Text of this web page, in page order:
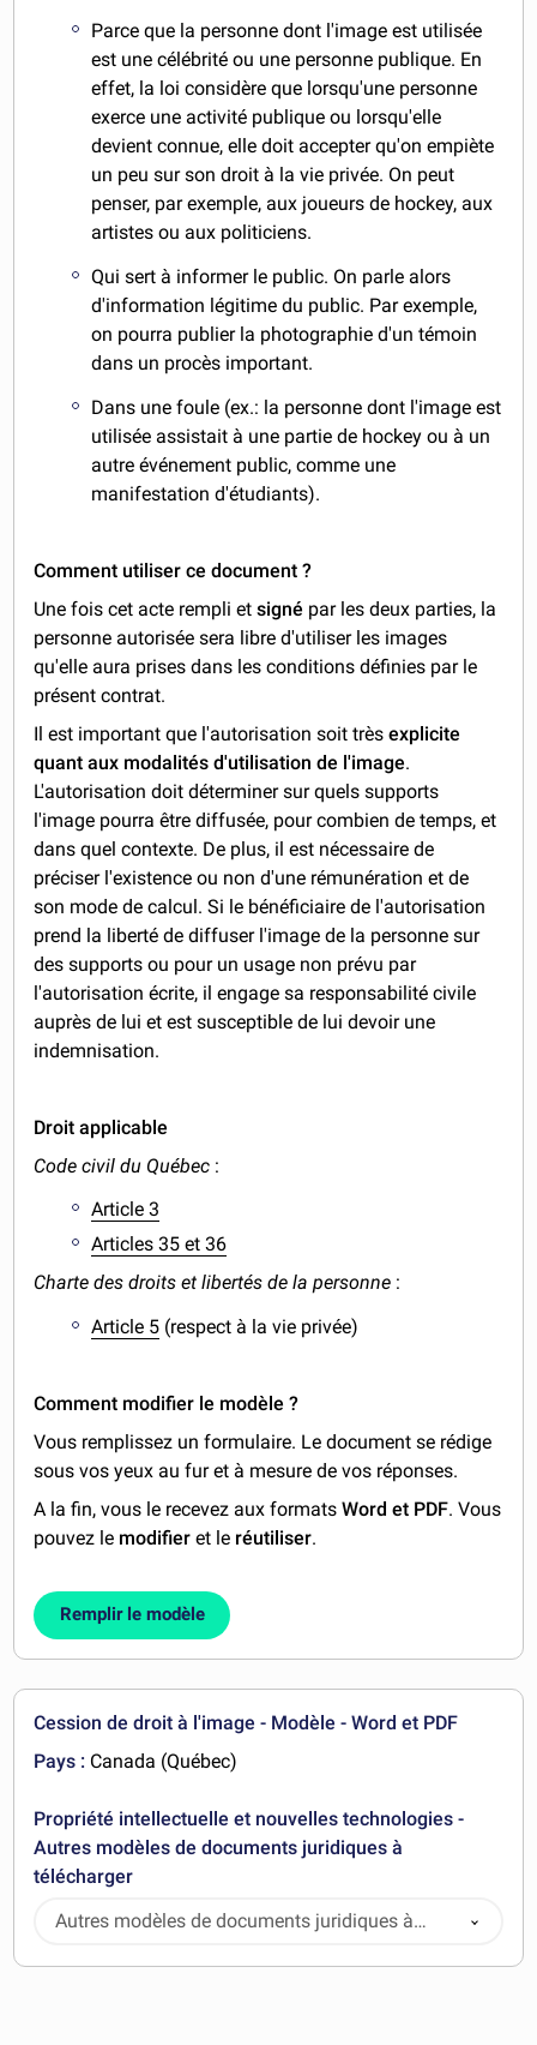
Parce que la personne dont l'image est utilisée
est une célébrité ou une personne publique. En
effet, la loi considère que lorsqu'une personne
exerce une activité publique ou lorsqu'elle
devient connue, elle doit accepter qu'on empiète
un peu sur son droit à la vie privée. On peut
penser, par exemple, aux joueurs de hockey, aux
artistes ou aux politiciens.
Qui sert à informer le public. On parle alors
d'information légitime du public. Par exemple,
on pourra publier la photographie d'un témoin
dans un procès important.
Dans une foule (ex.: la personne dont l'image est
utilisée assistait à une partie de hockey ou à un
autre événement public, comme une
manifestation d'étudiants).
Comment utiliser ce document ?
Une fois cet acte rempli etsigné par les deux parties, la
personne autorisée sera libre d'utiliser les images
qu'elle aura prises dans les conditions définies par le
présent contrat.
Il est important que l'autorisation soit trèsexplicite
quant aux modalités d'utilisation de l'image.
L'autorisation doit déterminer sur quels supports
l'image pourra être diffusée, pour combien de temps, et
dans quel contexte. De plus, il est nécessaire de
préciser l'existence ou non d'une rémunération et de
son mode de calcul. Si le bénéficiaire de l'autorisation
prend la liberté de diffuser l'image de la personne sur
des supports ou pour un usage non prévu par
l'autorisation écrite, il engage sa responsabilité civile
auprès de lui et est susceptible de lui devoir une
indemnisation.
Droit applicable
Code civil du Québec :
Article 3
Articles 35 et 36
Charte des droits et libertés de la personne :
Article 5 (respect à la vie privée)
Comment modifier le modèle ?
Vous remplissez un formulaire. Le document se rédige
sous vos yeux au fur et à mesure de vos réponses.
A la fin, vous le recevez aux formatsWord et PDF. Vous
pouvez le modifier et le réutiliser.
Remplir le modèle
Cession de droit à l'image - Modèle - Word et PDF
Pays : Canada (Québec)
Propriété intellectuelle et nouvelles technologies -
Autres modèles de documents juridiques à
télécharger
Autres modèles de documents juridiques à
télécharger